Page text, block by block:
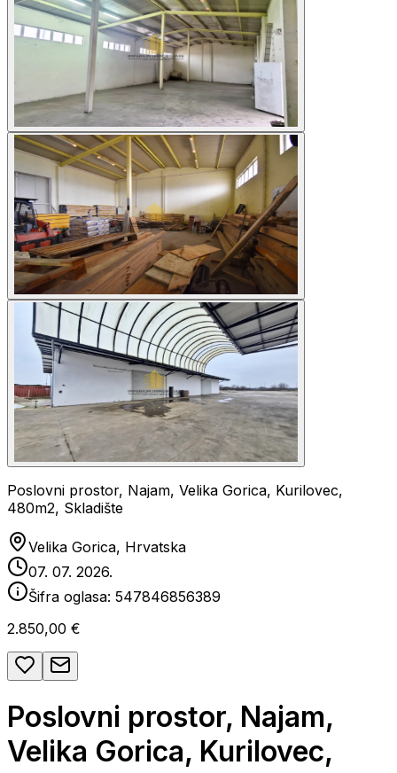
Poslovni prostor, Najam, Velika Gorica, Kurilovec,
480m2, Skladište
Velika Gorica, Hrvatska
07. 07. 2026.
Šifra oglasa: 547846856389
2.850,00 €
Poslovni prostor, Najam,
Velika Gorica, Kurilovec,